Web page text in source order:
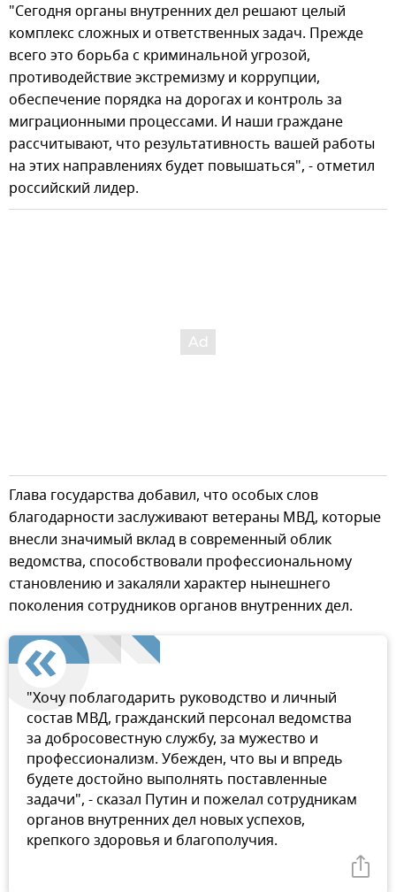
"Сегодня органы внутренних дел решают целый
комплекс сложных и ответственных задач. Прежде
всего это борьба с криминальной угрозой,
противодействие экстремизму и коррупции,
обеспечение порядка на дорогах и контроль за
миграционными процессами. И наши граждане
рассчитывают, что результативность вашей работы
на этих направлениях будет повышаться", - отметил
российский лидер.
Глава государства добавил, что особых слов
благодарности заслуживают ветераны МВД, которые
внесли значимый вклад в современный облик
ведомства, способствовали профессиональному
становлению и закаляли характер нынешнего
поколения сотрудников органов внутренних дел.
"Хочу поблагодарить руководство и личный
состав МВД, гражданский персонал ведомства
за добросовестную службу, за мужество и
профессионализм. Убежден, что вы и впредь
будете достойно выполнять поставленные
задачи", - сказал Путин и пожелал сотрудникам
органов внутренних дел новых успехов,
крепкого здоровья и благополучия.